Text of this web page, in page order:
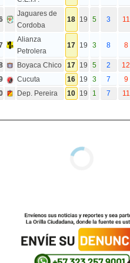
Jaguares de
Cordoba
18 19 5 3 11
Alianza
Petrolera
17 19 3 8 8
Boyaca Chico 17 19 5 2 12
Cucuta 16 19 3 7 9
Dep. Pereira 10 19 1 7 11